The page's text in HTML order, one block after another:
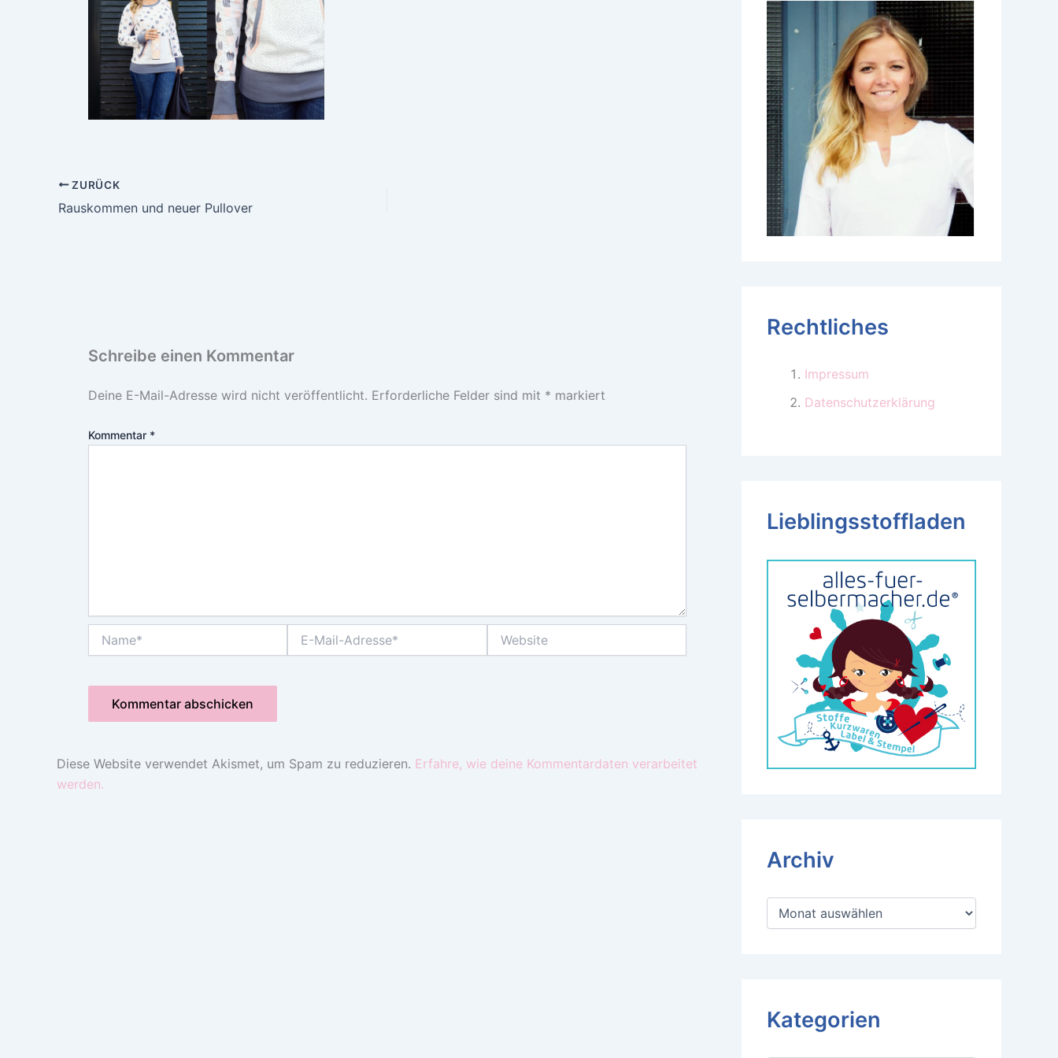
ZURÜCK
Rauskommen und neuer Pullover
Schreibe einen Kommentar
Deine E-Mail-Adresse wird nicht veröffentlicht. Erforderliche Felder sind mit * markiert
Kommentar *
Mail-
Diese Website verwendet Akismet, um Spam zu reduzieren. Erfahre, wie deine Kommentardaten verarbeitet
werden.
Rechtliches
Impressum
Datenschutzerklärung
Lieblingsstoffladen
Archiv
A
Kategorien